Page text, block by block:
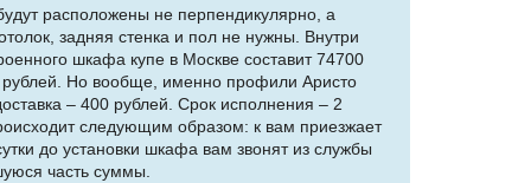
расположены не перпендикулярно, а
задняя стенка и пол не нужны. Внутри
шкафа купе в Москве составит 74700
рублей. Но вообще, именно профили Аристо
– 400 рублей. Срок исполнения – 2
следующим образом: к вам приезжает
до установки шкафа вам звонят из службы
часть суммы.